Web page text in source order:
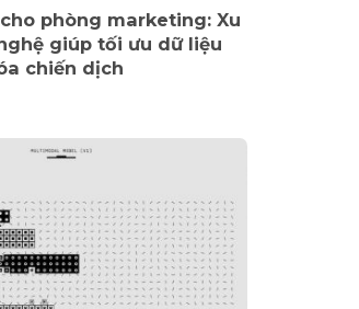
phòng marketing: Xu
giúp tối ưu dữ liệu
chiến dịch